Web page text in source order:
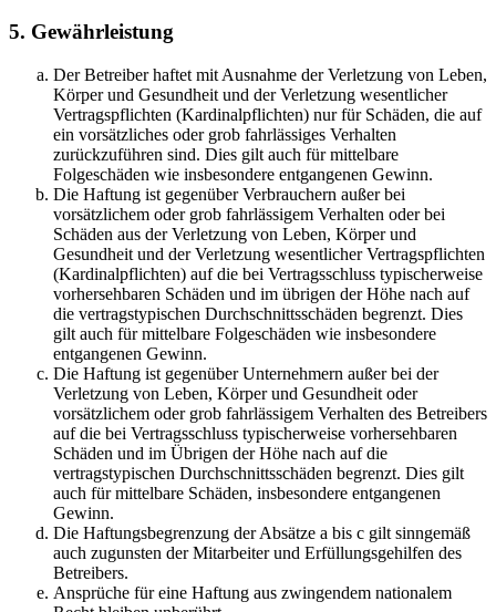
5. Gewährleistung
Der Betreiber haftet mit Ausnahme der Verletzung von Leben,
Körper und Gesundheit und der Verletzung wesentlicher
Vertragspflichten (Kardinalpflichten) nur für Schäden, die auf
ein vorsätzliches oder grob fahrlässiges Verhalten
zurückzuführen sind. Dies gilt auch für mittelbare
Folgeschäden wie insbesondere entgangenen Gewinn.
Die Haftung ist gegenüber Verbrauchern außer bei
vorsätzlichem oder grob fahrlässigem Verhalten oder bei
Schäden aus der Verletzung von Leben, Körper und
Gesundheit und der Verletzung wesentlicher Vertragspflichten
(Kardinalpflichten) auf die bei Vertragsschluss typischerweise
vorhersehbaren Schäden und im übrigen der Höhe nach auf
die vertragstypischen Durchschnittsschäden begrenzt. Dies
gilt auch für mittelbare Folgeschäden wie insbesondere
entgangenen Gewinn.
Die Haftung ist gegenüber Unternehmern außer bei der
Verletzung von Leben, Körper und Gesundheit oder
vorsätzlichem oder grob fahrlässigem Verhalten des Betreibers
auf die bei Vertragsschluss typischerweise vorhersehbaren
Schäden und im Übrigen der Höhe nach auf die
vertragstypischen Durchschnittsschäden begrenzt. Dies gilt
auch für mittelbare Schäden, insbesondere entgangenen
Gewinn.
Die Haftungsbegrenzung der Absätze a bis c gilt sinngemäß
auch zugunsten der Mitarbeiter und Erfüllungsgehilfen des
Betreibers.
Ansprüche für eine Haftung aus zwingendem nationalem